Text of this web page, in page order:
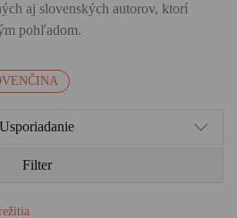
aj slovenských autorov, ktorí
pohľadom.
Usporiadanie
Filter